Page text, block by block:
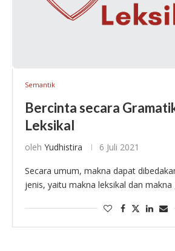
Semantik
Bercinta secara
Leksikal
oleh Yudhistira 6 Juli 2021
Secara umum, makna dapat
jenis, yaitu makna leksikal dan makna
atau makna deskriptif yang berarti